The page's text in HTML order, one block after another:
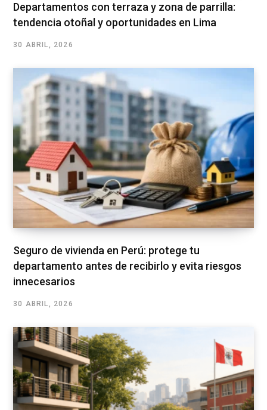
Departamentos con terraza y zona de parrilla:
tendencia otoñal y oportunidades en Lima
30 ABRIL, 2026
Seguro de vivienda en Perú: protege tu
departamento antes de recibirlo y evita riesgos
innecesarios
30 ABRIL, 2026